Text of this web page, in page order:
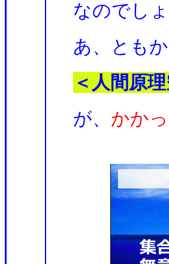
なのでし
あ、とも
＜人間原
が、 かか